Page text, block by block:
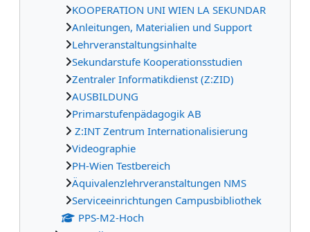
KOOPERATION UNI WIEN LA SEKUNDAR
Anleitungen, Materialien und Support
Lehrveranstaltungsinhalte
Sekundarstufe Kooperationsstudien
Zentraler Informatikdienst (Z:ZID)
AUSBILDUNG
Primarstufenpädagogik AB
Z:INT Zentrum Internationalisierung
Videographie
PH-Wien Testbereich
Äquivalenzlehrveranstaltungen NMS
Serviceeinrichtungen Campusbibliothek
PPS-M2-Hoch